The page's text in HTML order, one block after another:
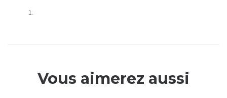
Vous aimerez aussi